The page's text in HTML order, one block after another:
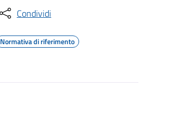
Condividi
Normativa di riferimento